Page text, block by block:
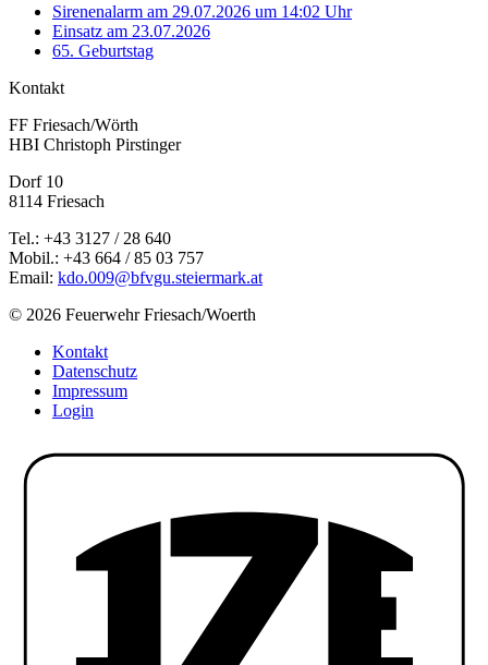
Sirenenalarm am 29.07.2026 um 14:02 Uhr
Einsatz am 23.07.2026
65. Geburtstag
Kontakt
FF Friesach/Wörth
HBI Christoph Pirstinger
Dorf 10
8114 Friesach
Tel.: +43 3127 / 28 640
Mobil.: +43 664 / 85 03 757
Email: kdo.009@bfvgu.steiermark.at
© 2026 Feuerwehr Friesach/Woerth
Kontakt
Datenschutz
Impressum
Login